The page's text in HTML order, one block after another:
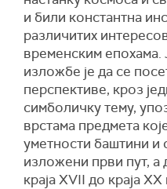
и били константна
различитих
временским
изложбе је да се
перспективе, кроз
симболичку тему,
врстама предмета
уметности баштини и
изложени први пут, а
краја XVII до краја XX